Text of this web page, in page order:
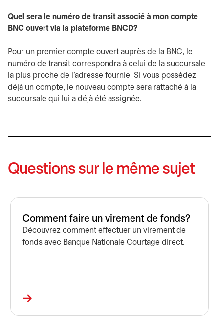
Quel sera le numéro de transit associé à mon compte
BNC ouvert via la plateforme BNCD?
Pour un premier compte ouvert auprès de la BNC, le
numéro de transit correspondra à celui de la succursale
la plus proche de l’adresse fournie. Si vous possédez
déjà un compte, le nouveau compte sera rattaché à la
succursale qui lui a déjà été assignée.
Questions sur le même sujet
Comment faire un virement de fonds?
Découvrez comment effectuer un virement de
fonds avec Banque Nationale Courtage direct.